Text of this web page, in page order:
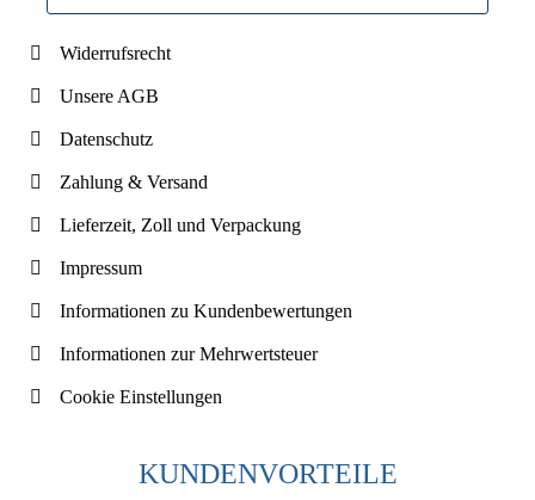
Widerrufsrecht
Unsere AGB
Datenschutz
Zahlung & Versand
Lieferzeit, Zoll und Verpackung
Impressum
Informationen zu Kundenbewertungen
Informationen zur Mehrwertsteuer
Cookie Einstellungen
KUNDENVORTEILE